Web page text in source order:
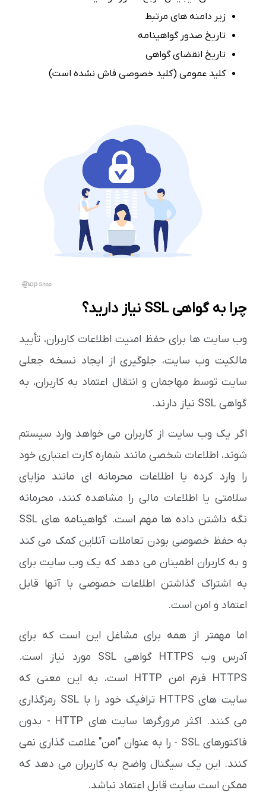
زیر دامنه های مرتبط
تاریخ صدور گواهینامه
تاریخ انقضای گواهی
کلید عمومی (کلید خصوصی فاش نشده است)
چرا به گواهی SSL نیاز دارید؟
وب سایت ها برای حفظ امنیت اطلاعات کاربران، تأیید
مالکیت وب سایت، جلوگیری از ایجاد نسخه جعلی
سایت توسط مهاجمان و انتقال اعتماد به کاربران، به
گواهی SSL نیاز دارند.
اگر یک وب سایت از کاربران می خواهد وارد سیستم
شوند، اطلاعات شخصی مانند شماره کارت اعتباری خود
را وارد کرده یا اطلاعات محرمانه ای مانند مزایای
سلامتی یا اطلاعات مالی را مشاهده کنند، محرمانه
نگه داشتن داده ها مهم است. گواهینامه های SSL
به حفظ خصوصی بودن تعاملات آنلاین کمک می کند
و به کاربران اطمینان می دهد که یک وب سایت برای
به اشتراک گذاشتن اطلاعات خصوصی با آنها قابل
اعتماد و امن است.
اما مهمتر از همه برای مشاغل این است که برای
آدرس وب HTTPS گواهی SSL مورد نیاز است.
HTTPS فرم امن HTTP است، به این معنی که
سایت های HTTPS ترافیک خود را با SSL رمزگذاری
می کنند. اکثر مرورگرها سایت های HTTP - بدون
فاکتورهای SSL - را به عنوان "امن" علامت گذاری نمی
کنند. این یک سیگنال واضح به کاربران می دهد که
ممکن است سایت قابل اعتماد نباشد.